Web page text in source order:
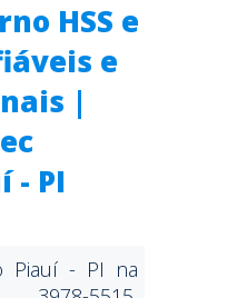
HSS e
e
|
- PI
Piauí - PI na